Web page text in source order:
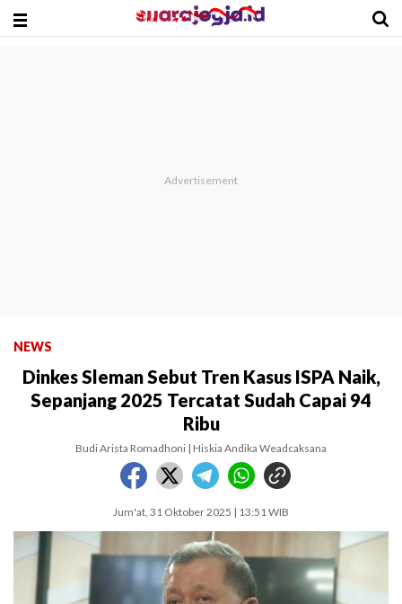
NEWS
Dinkes Sleman Sebut Tren Kasus ISPA Naik,
Sepanjang 2025 Tercatat Sudah Capai 94
Ribu
Budi Arista Romadhoni | Hiskia Andika Weadcaksana
Jum'at, 31 Oktober 2025 | 13:51 WIB